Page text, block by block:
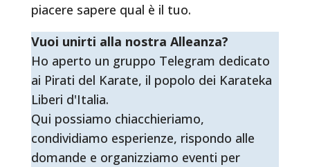
piacere sapere qual è il tuo.
Vuoi unirti alla nostra Alleanza?
Ho aperto un gruppo Telegram dedicato
ai Pirati del Karate, il popolo dei Karateka
Liberi d'Italia.
Qui possiamo chiacchieriamo,
condividiamo esperienze, rispondo alle
domande e organizziamo eventi per